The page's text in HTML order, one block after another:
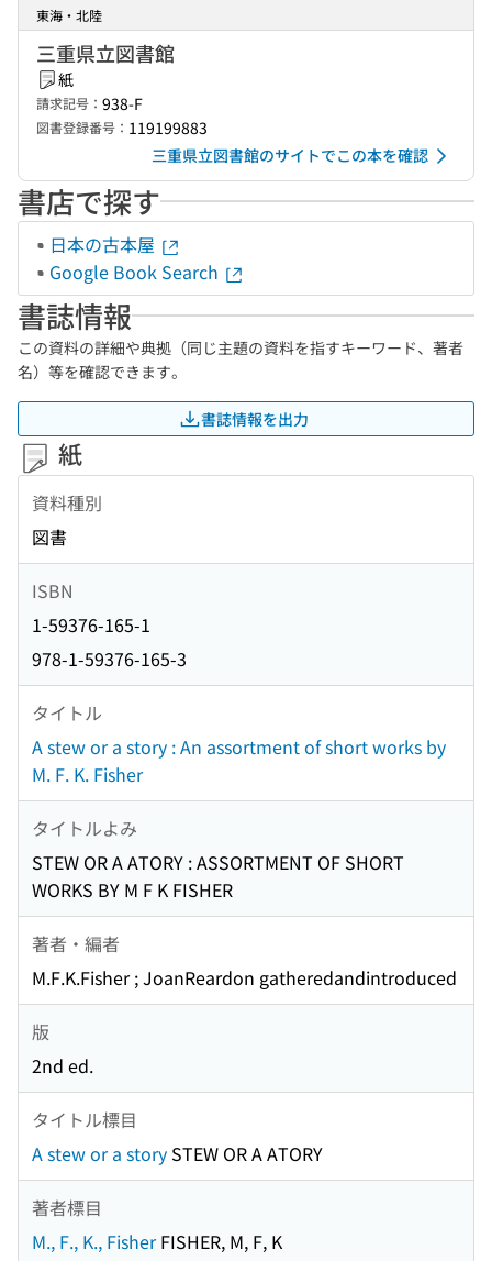
東海・北陸
三重県立図書館
紙
請求記号： 938-F
図書登録番号： 119199883
三重県立図書館のサイトでこの本を確認
書店で探す
日本の古本屋
Google Book Search
書誌情報
この資料の詳細や典拠（同じ主題の資料を指すキーワード、著者
名）等を確認できます。
書誌情報を出力
紙
資料種別
図書
ISBN
1-59376-165-1
978-1-59376-165-3
タイトル
A stew or a story : An assortment of short works by
M. F. K. Fisher
タイトルよみ
STEW OR A ATORY : ASSORTMENT OF SHORT
WORKS BY M F K FISHER
著者・編者
M.F.K.Fisher ; JoanReardon gatheredandintroduced
版
2nd ed.
タイトル標目
A stew or a story STEW OR A ATORY
著者標目
M., F., K., FisherFISHER, M, F, K